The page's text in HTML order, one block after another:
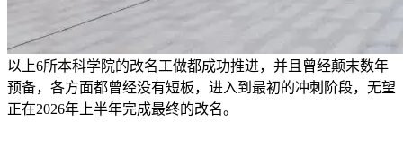
以上6所本科学院的改名工做都成功推进，并且曾经颠末数年
预备，各方面都曾经没有短板，进入到最初的冲刺阶段，无望
正在2026年上半年完成最终的改名。